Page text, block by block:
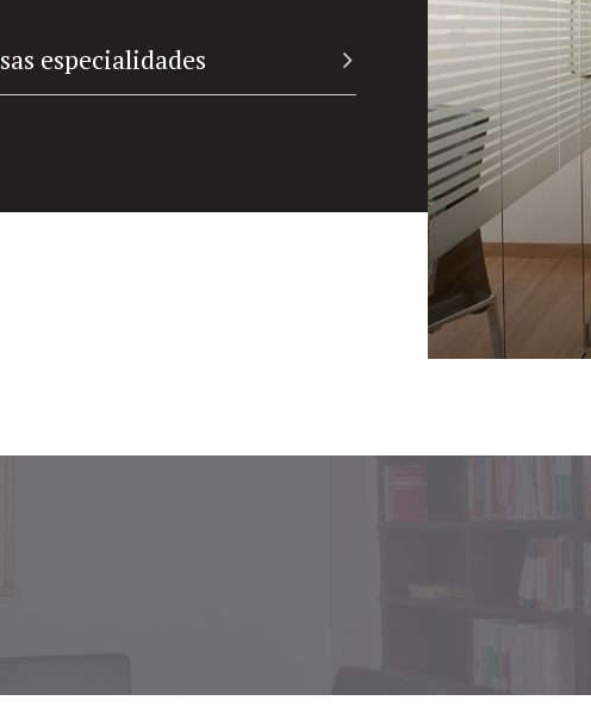
especialidades